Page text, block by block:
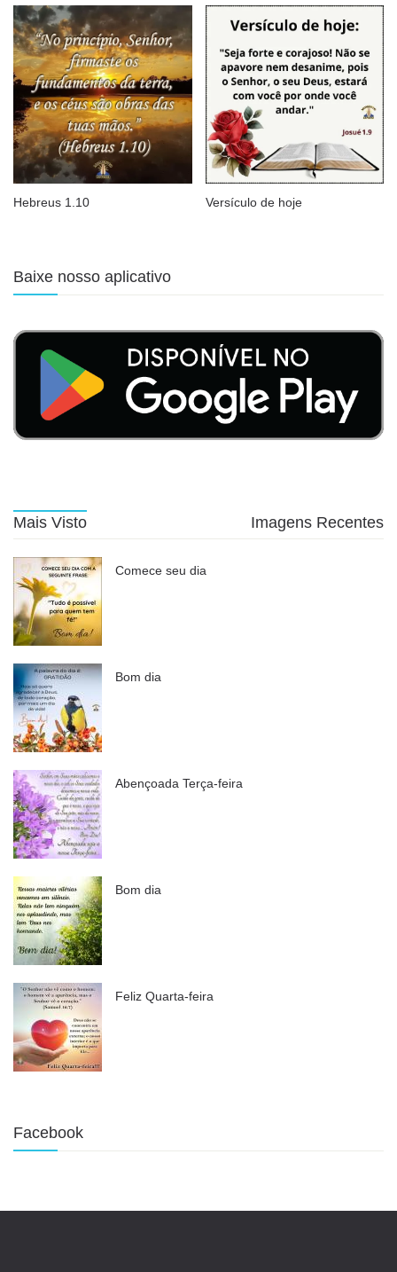
Hebreus 1.10 Versículo de hoje
Baixe nosso aplicativo
Mais Visto Imagens Recentes
Comece seu dia
Bom dia
Abençoada Terça-feira
Bom dia
Feliz Quarta-feira
Facebook